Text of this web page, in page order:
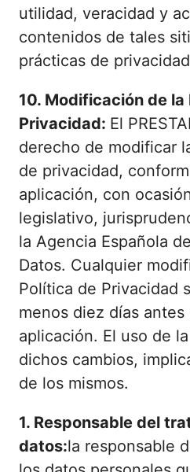
utilidad, veracidad y
contenidos de tales
prácticas de
10. Modificación de la
Privacidad: El
derecho de modificar
de privacidad,
aplicación, con
legislativo,
la Agencia Española
Datos. Cualquier
Política de Privacidad
menos diez días
aplicación. El uso de
dichos cambios,
de los mismos.
1. Responsable del
datos:la responsable